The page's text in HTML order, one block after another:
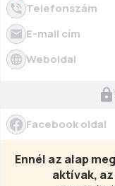
Telefonszám
E-mail cím
Weboldal
Facebook oldal
Ennél az alap
aktívak,